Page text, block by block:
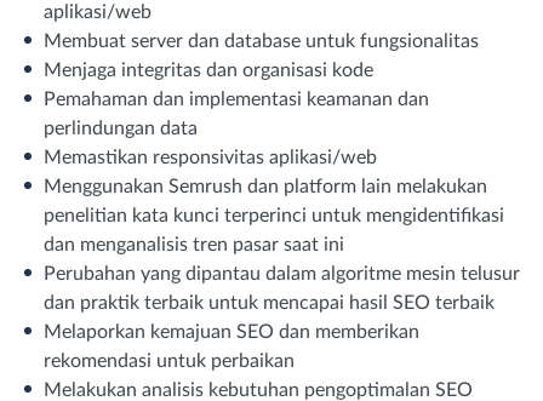
aplikasi/web
Membuat server dan database untuk fungsionalitas
Menjaga integritas dan organisasi kode
Pemahaman dan implementasi keamanan dan
perlindungan data
Memastikan responsivitas aplikasi/web
Menggunakan Semrush dan platform lain melakukan
penelitian kata kunci terperinci untuk mengidentifikasi
dan menganalisis tren pasar saat ini
Perubahan yang dipantau dalam algoritme mesin telusur
dan praktik terbaik untuk mencapai hasil SEO terbaik
Melaporkan kemajuan SEO dan memberikan
rekomendasi untuk perbaikan
Melakukan analisis kebutuhan pengoptimalan SEO